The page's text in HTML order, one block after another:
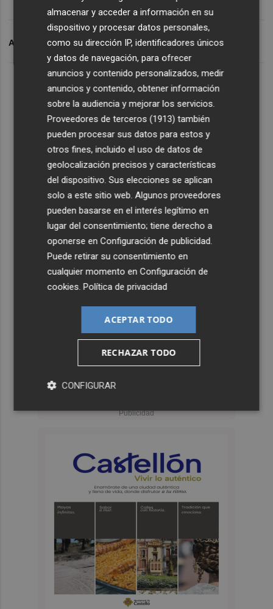
ARCHIVADO EN AIRBUS MTU AERO ENGINES
almacenar y acceder a información en su
dispositivo y procesar datos personales,
como su dirección IP, identificadores únicos
y datos de navegación, para ofrecer
anuncios y contenido personalizados, medir
anuncios y contenido, obtener información
sobre la audiencia y mejorar los servicios.
Proveedores de terceros (1913) también
pueden procesar sus datos para estos y
otros fines, incluido el uso de datos de
geolocalización precisos y características
del dispositivo. Sus elecciones se aplican
solo a este sitio web. Algunos proveedores
pueden basarse en el interés legítimo en
lugar del consentimiento; tiene derecho a
oponerse enConfiguración de publicidad.
Puede retirar su consentimiento en
cualquier momento enConfiguración de
cookies.Política de privacidad
ACEPTAR TODO
RECHAZAR TODO
CONFIGURAR